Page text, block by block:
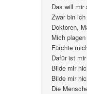
Das will mir
Zwar bin
Doktoren,
Mich
Fürchte
Dafür ist
Bilde mir
Bilde mir
Die